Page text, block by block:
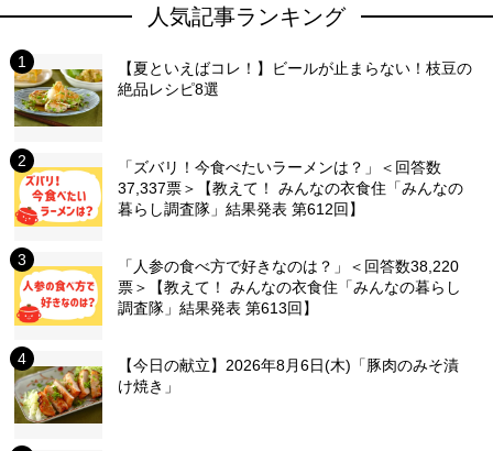
人気記事ランキング
【夏といえばコレ！】ビールが止まらない！枝豆の
絶品レシピ8選
「ズバリ！今食べたいラーメンは？」＜回答数
37,337票＞【教えて！ みんなの衣食住「みんなの
暮らし調査隊」結果発表 第612回】
「人参の食べ方で好きなのは？」＜回答数38,220
票＞【教えて！ みんなの衣食住「みんなの暮らし
調査隊」結果発表 第613回】
【今日の献立】2026年8月6日(木)「豚肉のみそ漬
け焼き」